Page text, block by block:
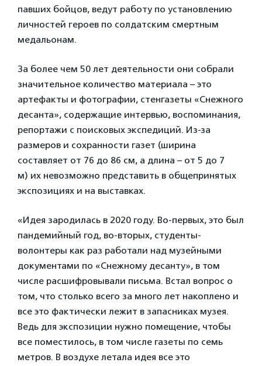
павших бойцов, ведут работу по установлению
личностей героев по солдатским смертным
медальонам.
За более чем 50 лет деятельности они собрали
значительное количество материала – это
артефакты и фотографии, стенгазеты «Снежного
десанта», содержащие интервью, воспоминания,
репортажи с поисковых экспедиций. Из-за
размеров и сохранности газет (ширина
составляет от 76 до 86 см, а длина – от 5 до 7
м) их невозможно представить в общепринятых
экспозициях и на выставках.
«Идея зародилась в 2020 году. Во-первых, это был
пандемийный год, во-вторых, студенты-
волонтеры как раз работали над музейными
документами по «Снежному десанту», в том
числе расшифровывали письма. Встал вопрос о
том, что столько всего за много лет накоплено и
все это фактически лежит в запасниках музея.
Ведь для экспозиции нужно помещение, чтобы
все поместилось, в том числе газеты по семь
метров. В воздухе летала идея все это